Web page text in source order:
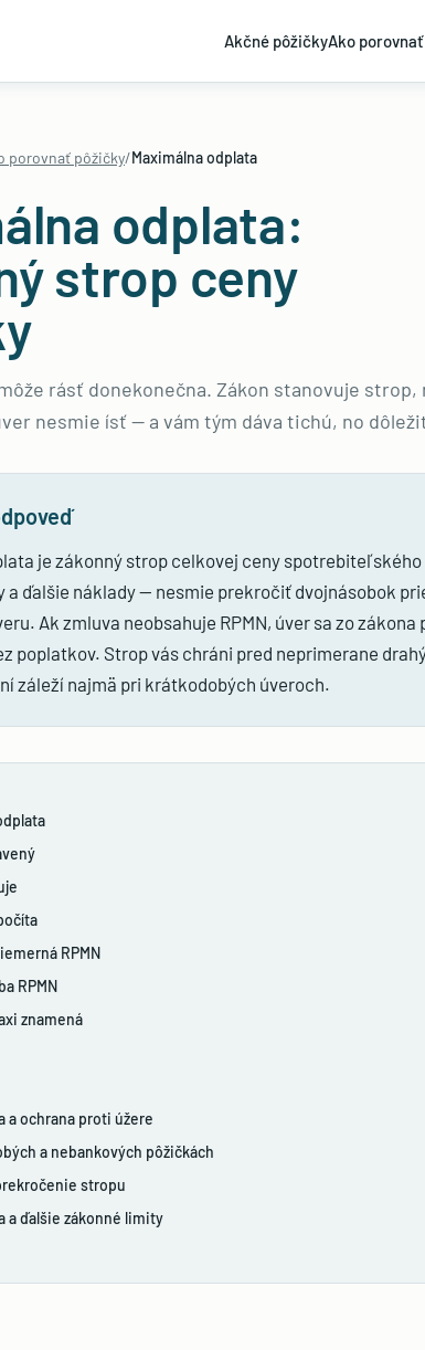
Akčné pôžičkyAko porovnať
porovnať pôžičky/Maximálna odplata
odplata:
strop ceny
rásť donekonečna. Zákon stanovuje strop,
nesmie ísť — a vám tým dáva tichú, no
je zákonný strop celkovej ceny
a ďalšie náklady — nesmie prekročiť dvojnásobok
Ak zmluva neobsahuje RPMN, úver sa zo zákona
poplatkov. Strop vás chráni pred neprimerane
záleží najmä pri krátkodobých úveroch.
RPMN
RPMN
znamená
a ochrana proti úžere
a nebankových pôžičkách
stropu
a ďalšie zákonné limity